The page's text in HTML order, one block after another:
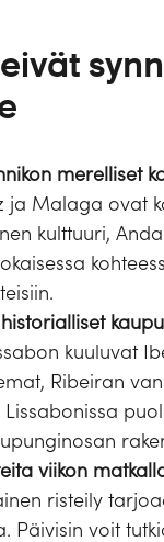
merelliset
ja Malaga ovat
kulttuuri,
kuuluvat
Ribeiran
Lissabonissa
viikon
risteily
Päivisin voit